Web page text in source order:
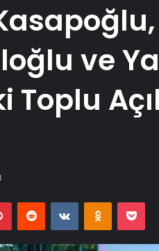
ve
Toplu
PinterestReddit VKontakte